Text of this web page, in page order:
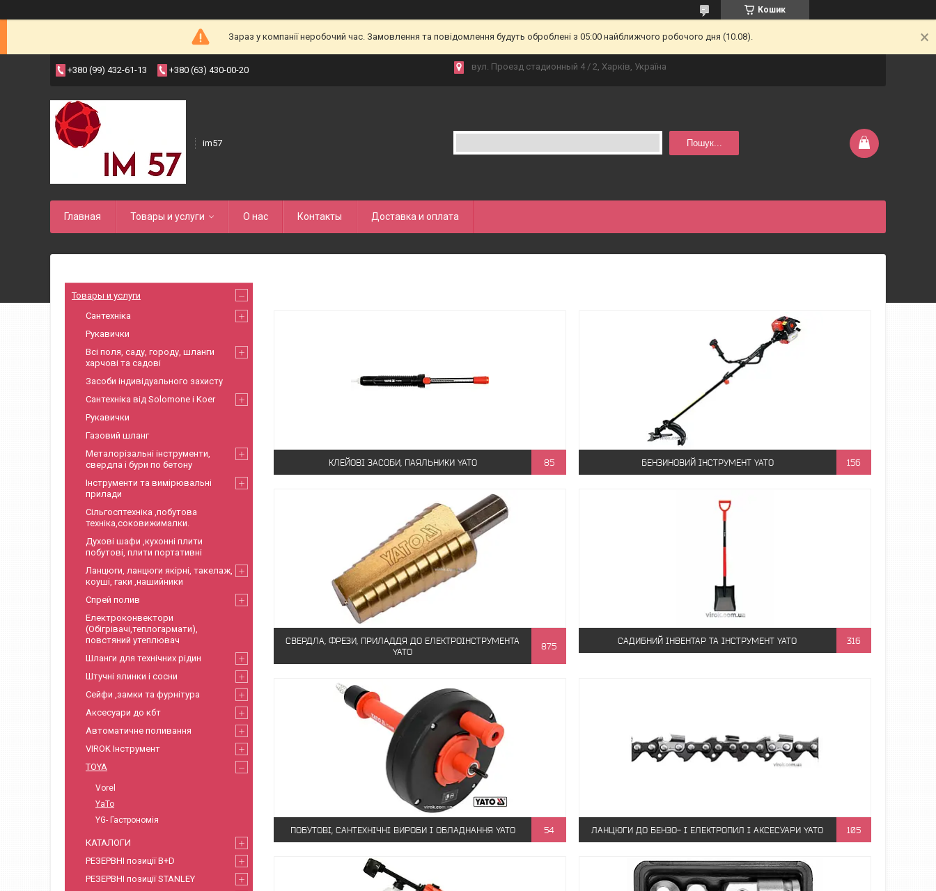
Кошик
Зараз у компанії неробочий час. Замовлення та повідомлення будуть оброблені з 05:00 найближчого робочого дня (10.08).
+380 (99) 432-61-13 +380 (63) 430-00-20 вул. Проезд стадионный 4 / 2, Харків, Україна
im57 Пошук...
Главная Товары и услуги О нас Контакты Доставка и оплата
КЛЕЙОВІ ЗАСОБИ, ПАЯЛЬНИКИ YATO 85 БЕНЗИНОВИЙ ІНСТРУМЕНТ YATO 156
СВЕРДЛА, ФРЕЗИ, ПРИЛАДДЯ ДО ЕЛЕКТРОІНСТРУМЕНТА
YATO
875
САДИБНИЙ ІНВЕНТАР ТА ІНСТРУМЕНТ YATO 316
ПОБУТОВІ, САНТЕХНІЧНІ ВИРОБИ І ОБЛАДНАННЯ YATO 54 ЛАНЦЮГИ ДО БЕНЗО- І ЕЛЕКТРОПИЛ І АКСЕСУАРИ YATO 105
Товары и услуги
Сантехніка
Рукавички
Всі поля, саду, городу, шланги
харчові та садові
Засоби індивідуального захисту
Сантехніка від Solomone і Koer
Рукавички
Газовий шланг
Металорізальні інструменти,
свердла і бури по бетону
Інструменти та вимірювальні
прилади
Сільгосптехніка ,побутова
техніка,соковижималки.
Духові шафи ,кухонні плити
побутові, плити портативні
Ланцюги, ланцюги якірні, такелаж,
коуші, гаки ,нашийники
Спрей полив
Електроконвектори
(Обігрівачі,теплогармати),
повстяний утеплювач
Шланги для технічних рідин
Штучні ялинки і сосни
Сейфи ,замки та фурнітура
Аксесуари до кбт
Автоматичне поливання
VIROK Інструмент
TOYA
Vorel
YaTo
YG- Гастрономія
КАТАЛОГИ
РЕЗЕРВНІ позиції B+D
РЕЗЕРВНІ позиції STANLEY